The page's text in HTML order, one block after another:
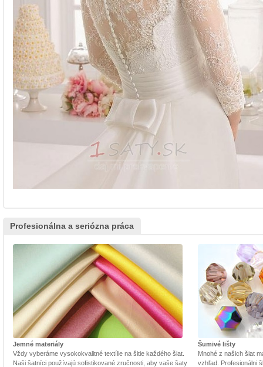
Profesionálna a seriózna práca
Jemné materiály
Vždy vyberáme vysokokvalitné textílie na šitie každého šiat.
Naši šatníci používajú sofistikované zručnosti, aby vaše šaty
Šumivé lišty
Mnohé z našich šiat
vzhľad. Profesionálni